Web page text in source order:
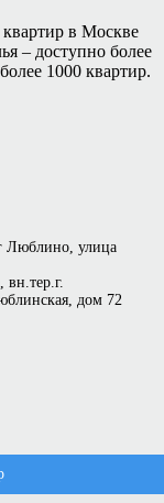
в Москве
– доступно более
1000 квартир.
вн.тер.г.
дом 72